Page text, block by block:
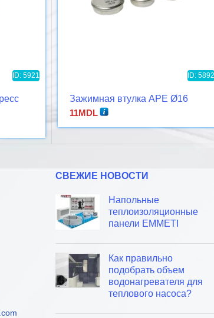
ID: 5921 ID: 5892
Зажимная втулка APE Ø16
11MDL
СВЕЖИЕ НОВОСТИ
Напольные
теплоизоляционные
панели EMMETI
Как правильно
подобрать объем
водонагревателя для
теплового насоса?